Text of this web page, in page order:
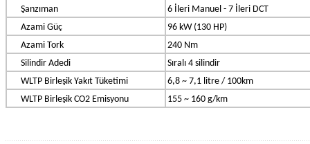
Şanzıman
6 İleri Manuel - 7 İleri DCT
Azami Güç
96 kW (130 HP)
Azami Tork
240 Nm
Silindir Adedi
Sıralı 4 silindir
WLTP Birleşik Yakıt Tüketimi
6,8 ~ 7,1 litre / 100km
WLTP Birleşik CO2 Emisyonu
155 ~ 160 g/km